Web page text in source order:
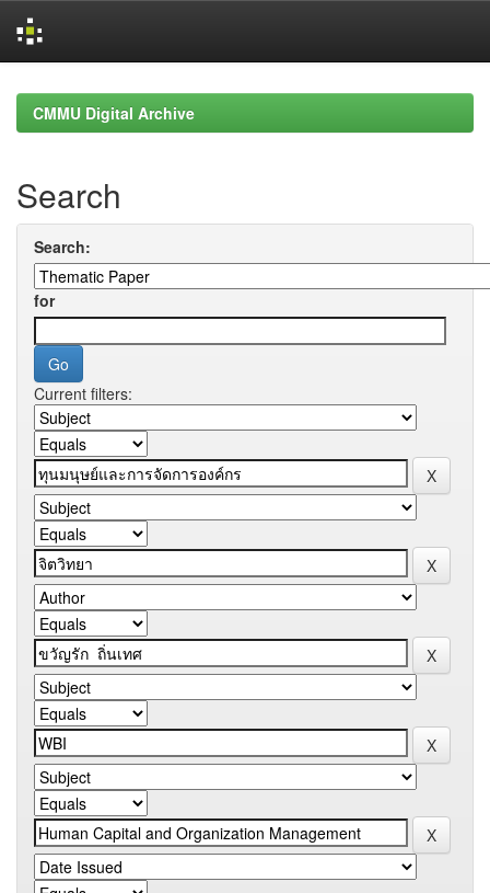
navigationCMMU Digital Archive
Search
Search:
for
Current filters: